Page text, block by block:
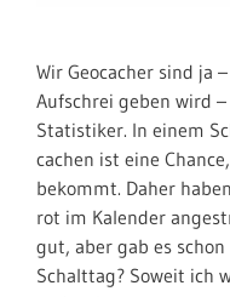
Wir Geocacher sind ja
Aufschrei geben wird
Statistiker. In einem
cachen ist eine
bekommt. Daher
rot im Kalender
gut, aber gab es
Schalttag? Soweit ich